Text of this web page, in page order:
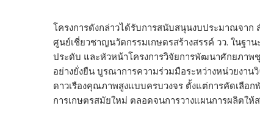
โครงการดังกล่าวได้รับการสนับสนุนงบประมาณจา
ศูนย์เชี่ยวชาญนวัตกรรมเกษตรสร้างสรรค์ วว. ในฐ
ประดับ และหัวหน้าโครงการวิจัยการพัฒนาศักยภา
อย่างยั่งยืน บูรณาการความร่วมมือระหว่างหน่วยงา
ดาวเรืองคุณภาพสูงแบบครบวงจร ตั้งแต่การคัดเลือ
การเกษตรสมัยใหม่ ตลอดจนการวางแผนการผลิตใ